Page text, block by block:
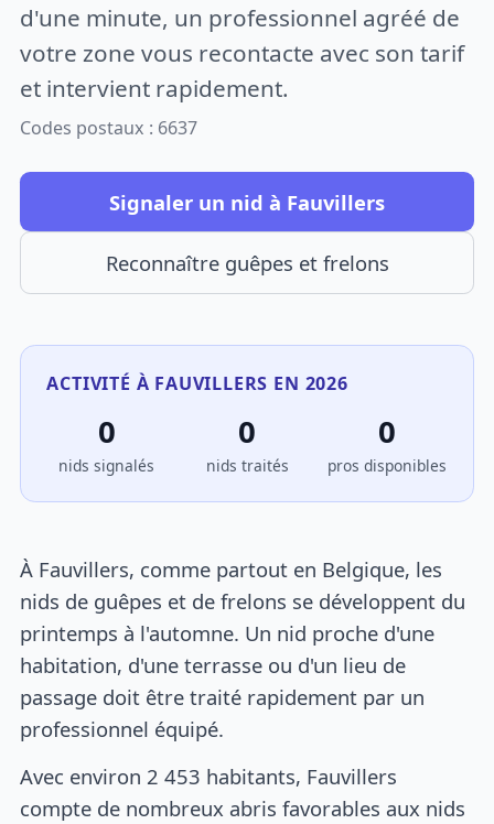
d'une minute, un professionnel agréé de
votre zone vous recontacte avec son tarif
et intervient rapidement.
Codes postaux : 6637
Signaler un nid à Fauvillers
Reconnaître guêpes et frelons
ACTIVITÉ À FAUVILLERS EN 2026
0
nids signalés
0
nids traités
0
pros disponibles
À Fauvillers, comme partout en Belgique, les
nids de guêpes et de frelons se développent du
printemps à l'automne. Un nid proche d'une
habitation, d'une terrasse ou d'un lieu de
passage doit être traité rapidement par un
professionnel équipé.
Avec environ 2 453 habitants, Fauvillers
compte de nombreux abris favorables aux nids